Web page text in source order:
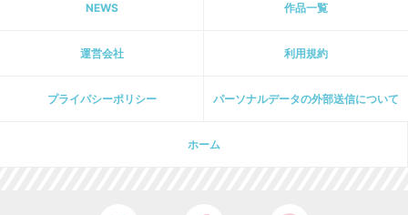
NEWS 作品一覧
運営会社 利用規約
プライパシーポリシー パーソナルデータの外部送信について
ホーム